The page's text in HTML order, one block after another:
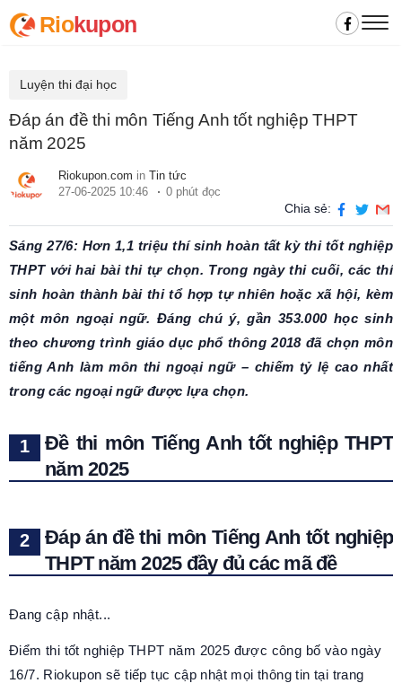
Riokupon
Luyện thi đại học
Đáp án đề thi môn Tiếng Anh tốt nghiệp THPT
năm 2025
Riokupon.com in Tin tức
27-06-2025 10:46
0 phút đọc
Chia sẻ:
Sáng 27/6: Hơn 1,1 triệu thí sinh hoàn tất kỳ thi tốt nghiệp
THPT với hai bài thi tự chọn. Trong ngày thi cuối, các thí
sinh hoàn thành bài thi tổ hợp tự nhiên hoặc xã hội, kèm
một môn ngoại ngữ. Đáng chú ý, gần 353.000 học sinh
theo chương trình giáo dục phổ thông 2018 đã chọn môn
tiếng Anh làm môn thi ngoại ngữ – chiếm tỷ lệ cao nhất
trong các ngoại ngữ được lựa chọn.
Đề thi môn Tiếng Anh tốt nghiệp THPT
năm 2025
Đáp án đề thi môn Tiếng Anh tốt nghiệp
THPT năm 2025 đầy đủ các mã đề
Đang cập nhật...
Điểm thi tốt nghiệp THPT năm 2025 được công bố vào ngày
16/7. Riokupon sẽ tiếp tục cập nhật mọi thông tin tại trang